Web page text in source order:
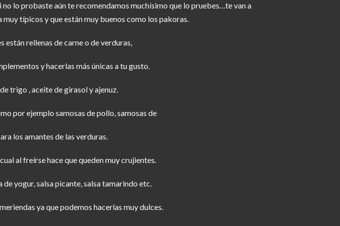
lo probaste aún te recomendamos muchísimo que lo pruebes…te van a
típicos y que están muy buenos como los pakoras.
están rellenas de carne o de verduras,
y hacerlas más únicas a tu gusto.
trigo , aceite de girasol y ajenuz.
por ejemplo samosas de pollo, samosas de
los amantes de las verduras.
al freírse hace que queden muy crujientes.
de yogur, salsa picante, salsa tamarindo etc.
ya que podemos hacerlas muy dulces.